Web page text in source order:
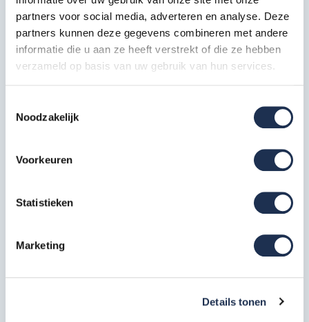
partners voor social media, adverteren en analyse. Deze
partners kunnen deze gegevens combineren met andere
informatie die u aan ze heeft verstrekt of die ze hebben
verzameld op basis van uw gebruik van hun services.
Noodzakelijk
Voorkeuren
Statistieken
Marketing
Details tonen
Nederlandse warenwet
TÜV certificaat
EN 1004
Platform met luik 250 Carbon
ALX voorloopleuning basic 250